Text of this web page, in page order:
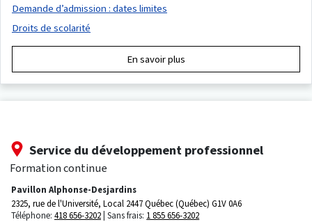
Demande d’admission : dates limites
Droits de scolarité
En savoir plus
Service du développement professionnel
Formation continue
Pavillon Alphonse-Desjardins
2325, rue de l'Université, Local 2447Québec (Québec) G1V 0A6
Téléphone: 418 656-3202 Sans frais: 1 855 656-3202